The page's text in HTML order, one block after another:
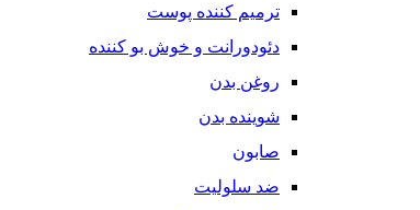
ترمیم کننده پوست
دئودورانت و خوش بو کننده
روغن بدن
شوینده بدن
صابون
ضد سلولیت